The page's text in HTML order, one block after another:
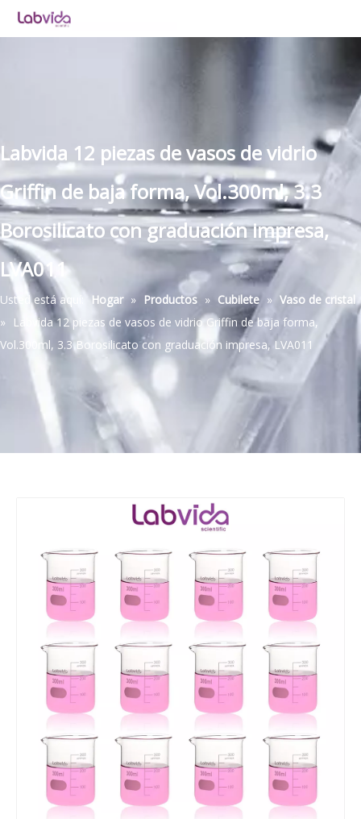
Labvida 12 piezas de vasos de vidrio
Griffin de baja forma, Vol.300ml, 3.3
Borosilicato con graduación impresa,
LVA011
Usted está aquí: Hogar » Productos » Cubilete » Vaso de cristal
»
Labvida 12 piezas de vasos de vidrio Griffin de baja forma,
Vol.300ml, 3.3 Borosilicato con graduación impresa, LVA011